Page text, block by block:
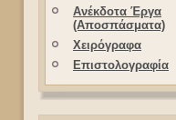
Ανέκδοτα Έργα
(Αποσπάσματα)
Χειρόγραφα
Επιστολογραφία